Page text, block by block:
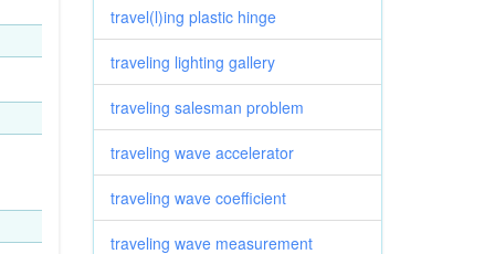
travel(l)ing plastic hinge
traveling lighting gallery
traveling salesman problem
traveling wave accelerator
traveling wave coefficient
traveling wave measurement